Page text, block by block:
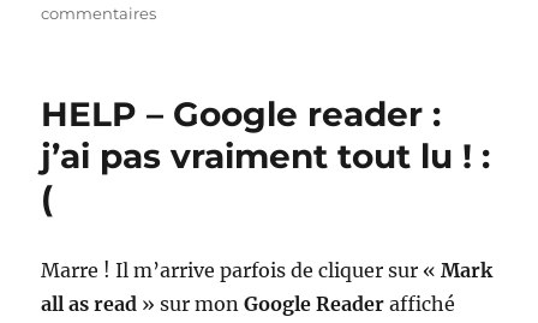
commentairessur
l’euro
HELP – Google reader :
j’ai pas vraiment tout lu ! :
(
Marre ! Il m’arrive parfois de cliquer sur «Mark
all as read » sur monGoogle Reader affiché